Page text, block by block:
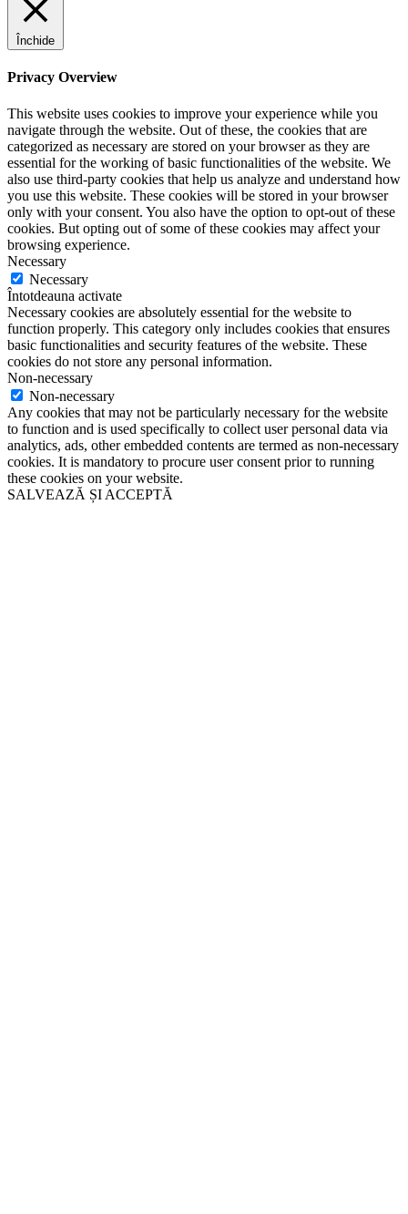
Închide
Privacy Overview
This website uses cookies to improve your experience while you
navigate through the website. Out of these, the cookies that are
categorized as necessary are stored on your browser as they are
essential for the working of basic functionalities of the website. We
also use third-party cookies that help us analyze and understand how
you use this website. These cookies will be stored in your browser
only with your consent. You also have the option to opt-out of these
cookies. But opting out of some of these cookies may affect your
browsing experience.
Necessary
Necessary
Întotdeauna activate
Necessary cookies are absolutely essential for the website to
function properly. This category only includes cookies that ensures
basic functionalities and security features of the website. These
cookies do not store any personal information.
Non-necessary
Non-necessary
Any cookies that may not be particularly necessary for the website
to function and is used specifically to collect user personal data via
analytics, ads, other embedded contents are termed as non-necessary
cookies. It is mandatory to procure user consent prior to running
these cookies on your website.
SALVEAZĂ ȘI ACCEPTĂ